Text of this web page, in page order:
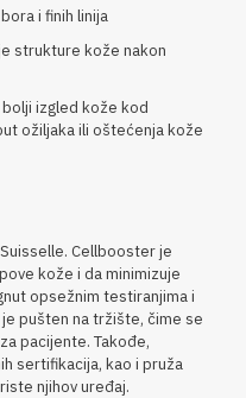
i finih linija
strukture kože nakon
izgled kože kod
ožiljaka ili oštećenja kože
Cellbooster je
kože i da minimizuje
opsežnim testiranjima i
pušten na tržište, čime se
pacijente. Takođe,
sertifikacija, kao i pruža
njihov uređaj.